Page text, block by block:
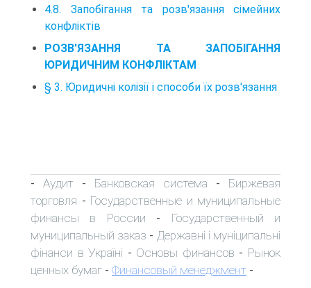
4.8. Запобігання та розв'язання сімейних
конфліктів
РОЗВ'ЯЗАННЯ ТА ЗАПОБІГАННЯ
ЮРИДИЧНИМ КОНФЛІКТАМ
§ 3. Юридичні колізії і способи їх розв'язання
- Аудит - Банковская система - Биржевая
торговля - Государственные и муниципальные
финансы в России - Государственный и
муниципальный заказ - Державні і муніципальні
фінанси в Україні - Основы финансов - Рынок
ценных бумаг - Финансовый менеджмент -